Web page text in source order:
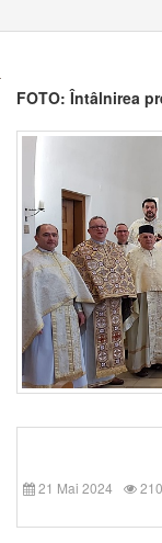
FOTO: Întâlnirea
21 Mai 2024